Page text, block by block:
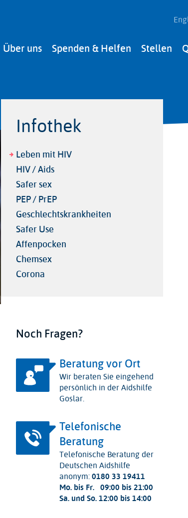
Über uns Spenden & Helfen Stellen
Infothek
Leben mit HIV
HIV / Aids
Safer sex
PEP / PrEP
Geschlechtskrankheiten
Safer Use
Affenpocken
Chemsex
Corona
Noch Fragen?
Beratung vor Ort
Wir beraten Sie eingehend
persönlich in der Aidshilfe
Goslar.
Telefonische
Beratung
Telefonische Beratung der
Deutschen Aidshilfe
anonym:0180 33 19411
Mo. bis Fr. 09:00 bis 21:00
Sa. und So.12:00 bis 14:00